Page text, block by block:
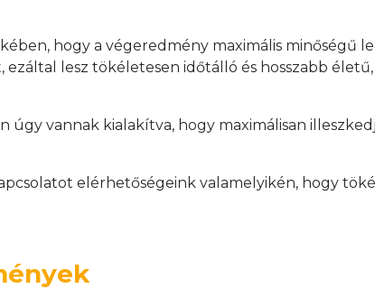
hogy a végeredmény maximális minőségű
lesz tökéletesen időtálló és hosszabb
vannak kialakítva, hogy maximálisan
elérhetőségeink valamelyikén, hogy